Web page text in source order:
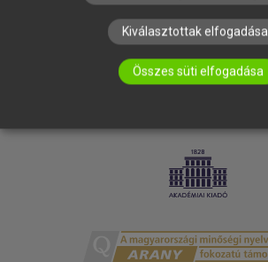
Kiválasztottak elfogadása
Összes süti elfogadása